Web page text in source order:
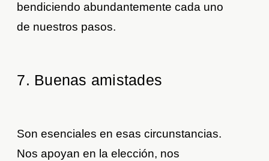
bendiciendo abundantemente cada uno
de nuestros pasos.
7. Buenas amistades
Son esenciales en esas circunstancias.
Nos apoyan en la elección, nos